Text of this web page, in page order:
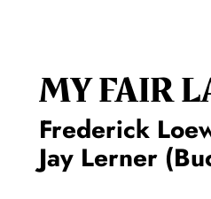
MY FAIR
Frederick
Jay Lerner